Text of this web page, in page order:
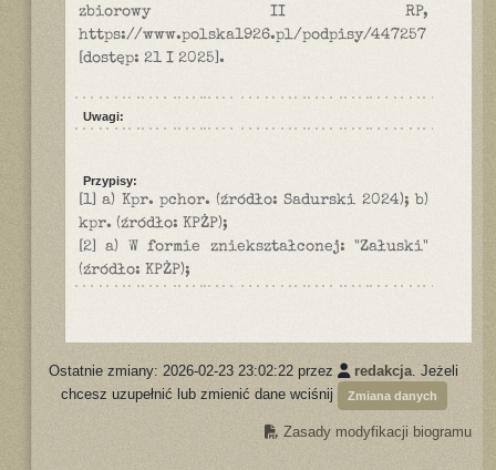
zbiorowy II RP,
https://www.polska1926.pl/podpisy/447257
[dostęp: 21 I 2025].
Uwagi:
Przypisy:
[1] a) Kpr. pchor. (źródło: Sadurski 2024); b)
kpr. (źródło: KPŻP);
[2] a) W formie zniekształconej: "Załuski"
(źródło: KPŻP);
Ostatnie zmiany: 2026-02-23 23:02:22 przez redakcja. Jeżeli
chcesz uzupełnić lub zmienić dane wciśnij
Zmiana danych
Zasady modyfikacji biogramu